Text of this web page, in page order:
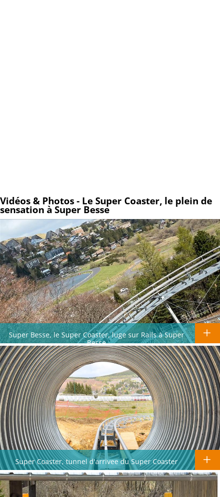
Vidéos & Photos - Le Super Coaster, le plein de
sensation à Super Besse
Super Besse, le Super Coaster, luge sur Rails à Super
Besse
Super Coaster, tunnel d'arrivee du Super Coaster